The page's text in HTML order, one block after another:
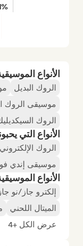
الأنواع
الروك البديل
موسيقى الروك
الروك
الأنواع التي
الروك الإلكتروني
موسيقى إندي
الأنواع
إلكترو جاز/نو جاز
الميتال اللحني
عرض الكل +4